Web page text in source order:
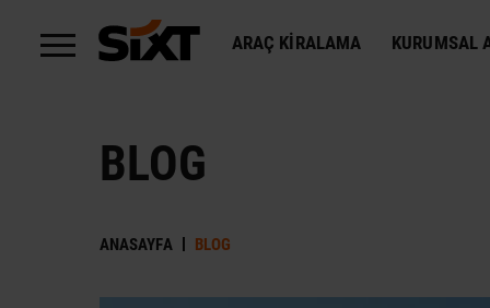
ARAÇ KIRALAMA KURUMSAL
BLOG
ANASAYFA BLOG